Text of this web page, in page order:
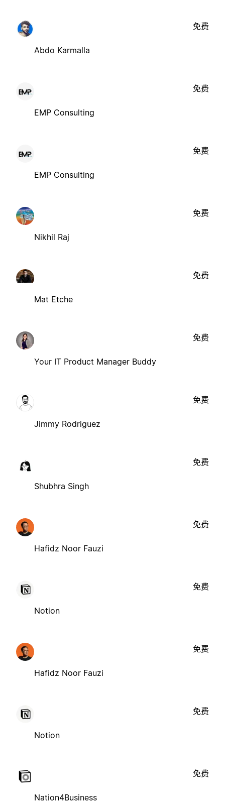
Abdo Karmalla
免费
EMP Consulting
免费
EMP Consulting
免费
Nikhil Raj
免费
Mat Etche
免费
Your IT Product Manager Buddy
免费
Jimmy Rodriguez
免费
Shubhra Singh
免费
Hafidz Noor Fauzi
免费
Notion
免费
Hafidz Noor Fauzi
免费
Notion
免费
Nation4Business
免费